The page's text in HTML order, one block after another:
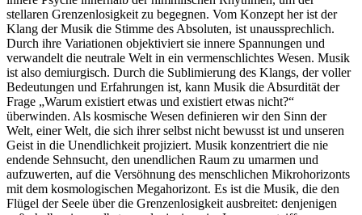
stellaren Grenzenlosigkeit zu begegnen. Vom Konzept her ist der
Klang der Musik die Stimme des Absoluten, ist unaussprechlich.
Durch ihre Variationen objektiviert sie innere Spannungen und
verwandelt die neutrale Welt in ein vermenschlichtes Wesen. Musik
ist also demiurgisch. Durch die Sublimierung des Klangs, der voller
Bedeutungen und Erfahrungen ist, kann Musik die Absurdität der
Frage „Warum existiert etwas und existiert etwas nicht?“
überwinden. Als kosmische Wesen definieren wir den Sinn der
Welt, einer Welt, die sich ihrer selbst nicht bewusst ist und unseren
Geist in die Unendlichkeit projiziert. Musik konzentriert die nie
endende Sehnsucht, den unendlichen Raum zu umarmen und
aufzuwerten, auf die Versöhnung des menschlichen Mikrohorizonts
mit dem kosmologischen Megahorizont. Es ist die Musik, die den
Flügel der Seele über die Grenzenlosigkeit ausbreitet: denjenigen